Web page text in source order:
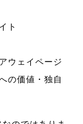
ト
ウェイページ
の価値・独自